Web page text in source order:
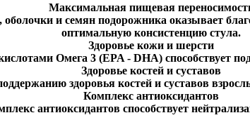
Максимальная пищевая
и семян подорожника оказывает
оптимальную консистенцию стула.
Здоровье кожи и шерсти
Омега 3 (EPA - DHA) способствует
Здоровье костей и суставов
здоровья костей и суставов
Комплекс антиоксидантов
антиоксидантов способствует